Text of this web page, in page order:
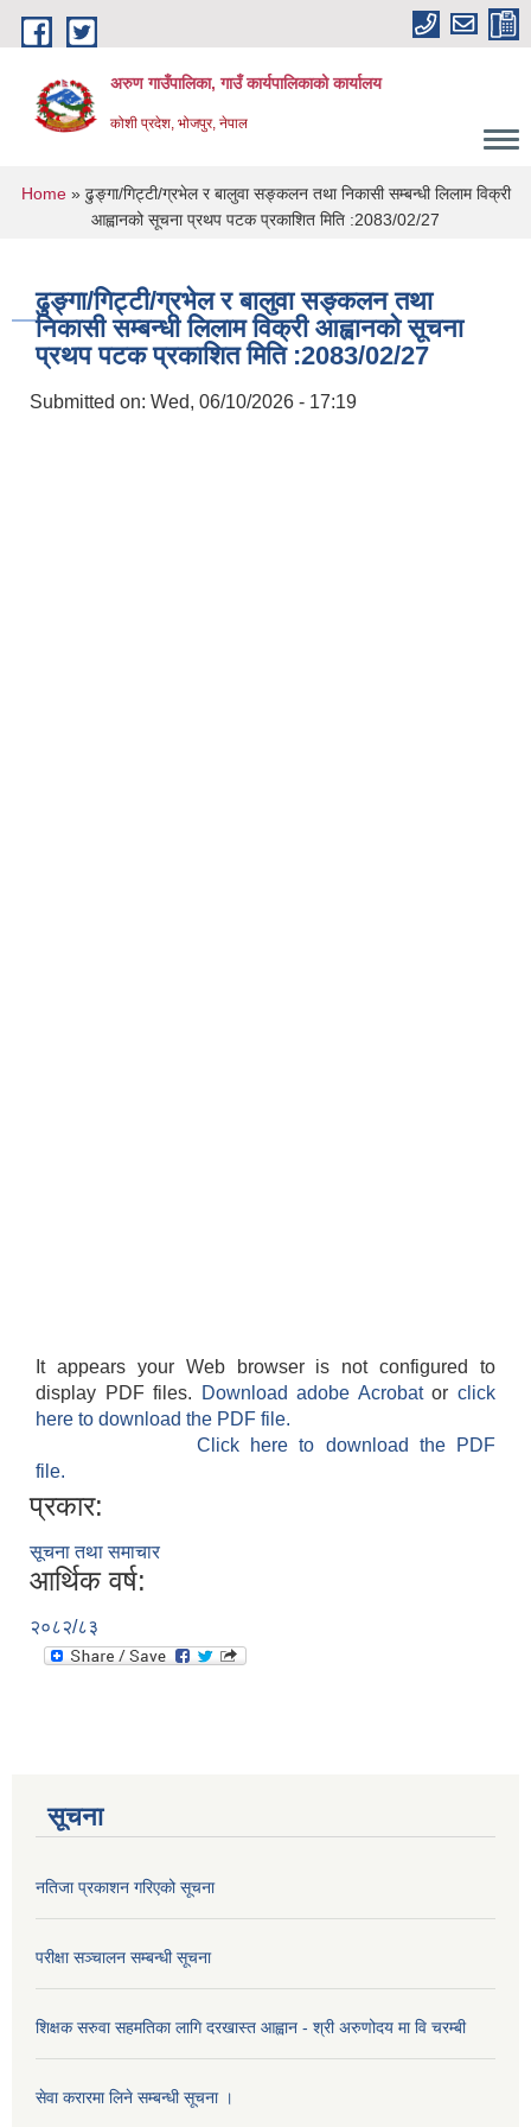
Skip to main content
अरुण गाउँपालिका, गाउँ कार्यपालिकाको कार्यालय
कोशी प्रदेश, भोजपुर, नेपाल
You are here
Home» ढुङ्गा/गिट्टी/ग्रभेल र बालुवा सङ्कलन तथा निकासी सम्बन्धी लिलाम विक्री
आह्वानको सूचना प्रथप पटक प्रकाशित मिति :2083/02/27
ढुङ्गा/गिट्टी/ग्रभेल र बालुवा सङ्कलन तथा
निकासी सम्बन्धी लिलाम विक्री आह्वानको सूचना
प्रथप पटक प्रकाशित मिति :2083/02/27
Submitted on: Wed, 06/10/2026 - 17:19
It appears your Web browser is not configured to
display PDF files.
Download adobe Acrobatorclick
here to download the PDF file.
Click here to download the PDF
file.
प्रकार:
सूचना तथा समाचार
आर्थिक वर्ष:
२०८२/८३
सूचना
नतिजा प्रकाशन गरिएको सूचना
परीक्षा सञ्चालन सम्बन्धी सूचना
शिक्षक सरुवा सहमतिका लागि दरखास्त आह्वान - श्री अरुणोदय मा वि चरम्बी
सेवा करारमा लिने सम्बन्धी सूचना ।